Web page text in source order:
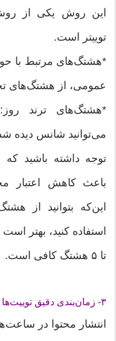
این روش یکی از
توییتر است.
*هشتگ‌های مرتبط با
عمومی، از هشتگ‌های
*هشتگ‌های ترند
می‌توانید شانس دیده
توجه داشته باشید
باعث کاهش اعتبار
این‌که بتوانید از
تا ۵ هشتگ کافی است.
۳- زمان‌بندی دقیق توییت‌ها
انتشار محتوا در